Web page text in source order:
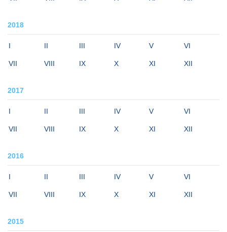
2018
I II III IV V VI
VII VIII IX X XI XII
2017
I II III IV V VI
VII VIII IX X XI XII
2016
I II III IV V VI
VII VIII IX X XI XII
2015